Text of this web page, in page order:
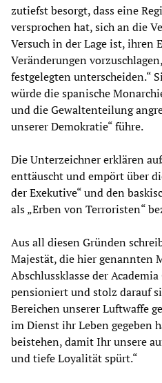
zutiefst besorgt, dass eine
versprochen hat, sich an die
Versuch in der Lage ist, ihren
Veränderungen
festgelegten unterscheiden.“
würde die spanische
und die Gewaltenteilung
unserer Demokratie“ führe.
Die Unterzeichner erklären
enttäuscht und empört über
der Exekutive“ und den
als „Erben von Terroristen“
Aus all diesen Gründen
Majestät, die hier genannten
Abschlussklasse der
pensioniert und stolz darauf
Bereichen unserer Luftwaffe
im Dienst ihr Leben gegeben
beistehen, damit Ihr unsere
und tiefe Loyalität spürt.“